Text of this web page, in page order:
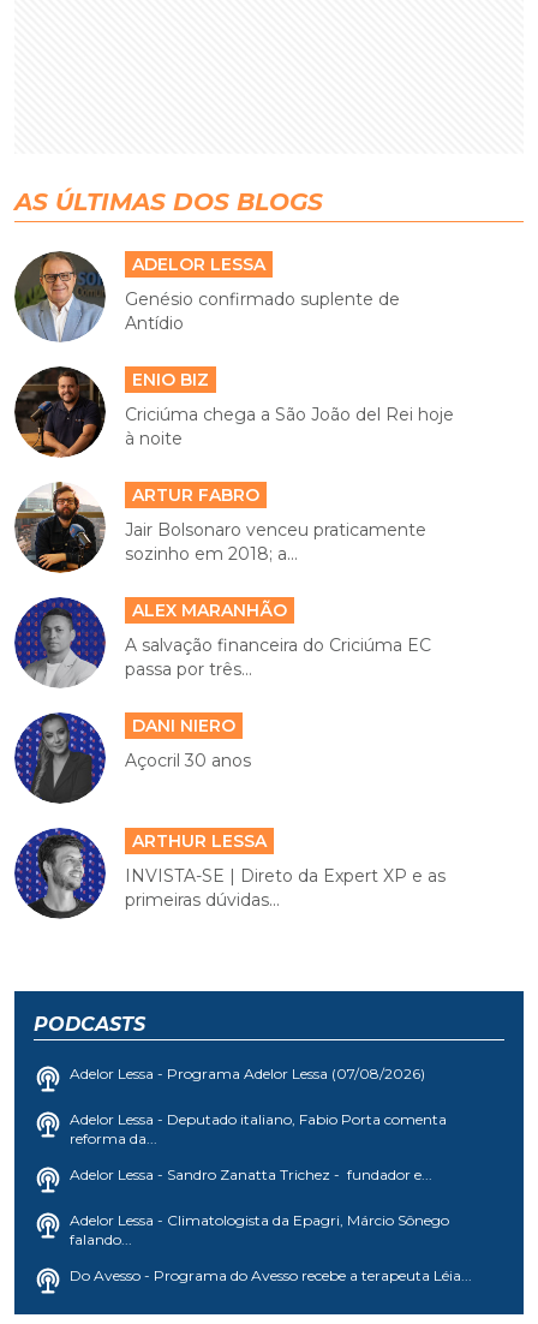
AS ÚLTIMAS DOS BLOGS
ADELOR LESSA
Genésio confirmado suplente de
Antídio
ENIO BIZ
Criciúma chega a São João del Rei hoje
à noite
ARTUR FABRO
Jair Bolsonaro venceu praticamente
sozinho em 2018; a...
ALEX MARANHÃO
A salvação financeira do Criciúma EC
passa por três...
DANI NIERO
Açocril 30 anos
ARTHUR LESSA
INVISTA-SE | Direto da Expert XP e as
primeiras dúvidas...
PODCASTS
Adelor Lessa - Programa Adelor Lessa (07/08/2026)
Adelor Lessa - Deputado italiano, Fabio Porta comenta
reforma da...
Adelor Lessa - Sandro Zanatta Trichez - fundador e...
Adelor Lessa - Climatologista da Epagri, Márcio Sônego
falando...
Do Avesso - Programa do Avesso recebe a terapeuta Léia...